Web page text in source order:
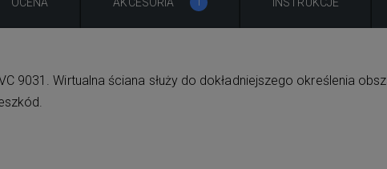
1
9031. Wirtualna ściana służy do dokładniejszego określenia